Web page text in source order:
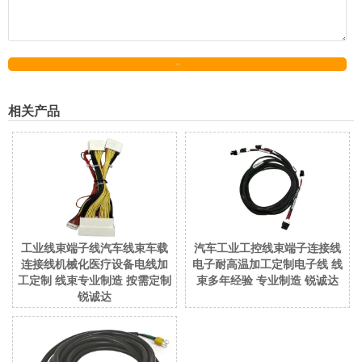
相关产品
工业线束端子线汽车线束车载
连接线机械化医疗设备电线加
工定制 线束专业制造 按需定制
锐诚达
汽车工业工控线束端子连接线
电子耐高温加工定制电子线 线
束多年经验 专业制造 锐诚达